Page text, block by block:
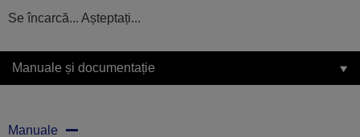
Se încarcă... Așteptați...
Manuale și documentație
Manuale